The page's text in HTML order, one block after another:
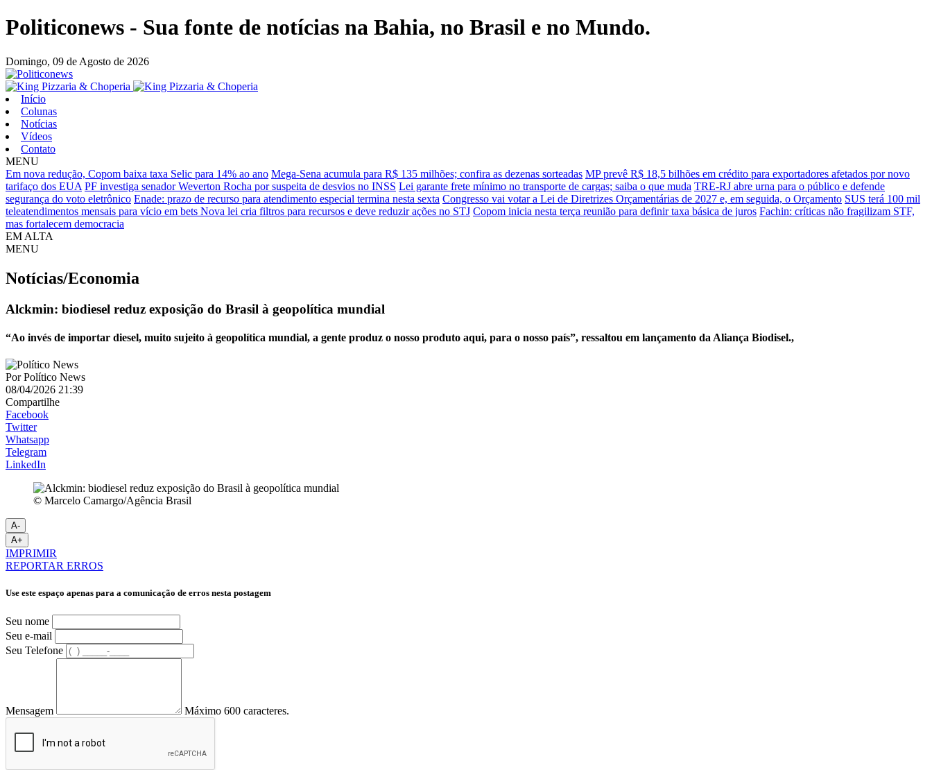
Politiconews - Sua fonte de notícias na Bahia, no Brasil e no Mundo.
Domingo, 09 de Agosto de 2026
Início
Colunas
Notícias
Vídeos
Contato
MENU
Em nova redução, Copom baixa taxa Selic para 14% ao ano Mega-Sena acumula para R$ 135 milhões; confira as dezenas sorteadas MP prevê R$ 18,5 bilhões em crédito para exportadores afetados por novo
tarifaço dos EUA PF investiga senador Weverton Rocha por suspeita de desvios no INSS Lei garante frete mínimo no transporte de cargas; saiba o que muda TRE-RJ abre urna para o público e defende
segurança do voto eletrônico Enade: prazo de recurso para atendimento especial termina nesta sexta Congresso vai votar a Lei de Diretrizes Orçamentárias de 2027 e, em seguida, o Orçamento SUS terá 100 mil
teleatendimentos mensais para vício em bets Nova lei cria filtros para recursos e deve reduzir ações no STJ Copom inicia nesta terça reunião para definir taxa básica de juros Fachin: críticas não fragilizam STF,
mas fortalecem democracia
EM ALTA
MENU
Notícias/Economia
Alckmin: biodiesel reduz exposição do Brasil à geopolítica mundial
“Ao invés de importar diesel, muito sujeito à geopolítica mundial, a gente produz o nosso produto aqui, para o nosso país”, ressaltou em lançamento da Aliança Biodisel.,
PorPolítico News
08/04/2026 21:39
Compartilhe
Facebook
Twitter
Whatsapp
Telegram
LinkedIn
© Marcelo Camargo/Agência Brasil
A-
A+
IMPRIMIR
REPORTAR ERROS
Use este espaço apenas para a comunicação de erros nesta postagem
Seu nome
Seu e-mail
Seu Telefone
Mensagem Máximo 600 caracteres.